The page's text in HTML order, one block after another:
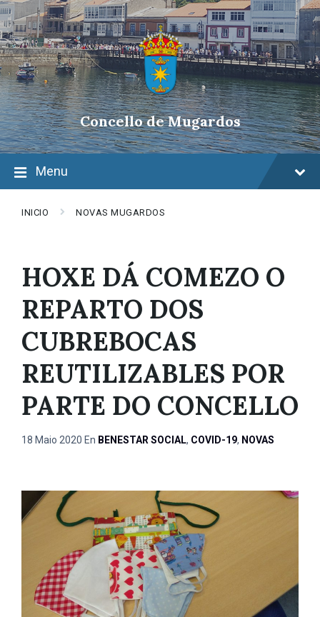
Skip
to
content
Skip
to
main
navigation
Skip
to
footer
Concello de Mugardos
Menu
INICIO NOVAS MUGARDOS
HOXE DÁ COMEZO O
REPARTO DOS
CUBREBOCAS
REUTILIZABLES POR
PARTE DO CONCELLO
18 Maio 2020 En BENESTAR SOCIAL, COVID-19, NOVAS